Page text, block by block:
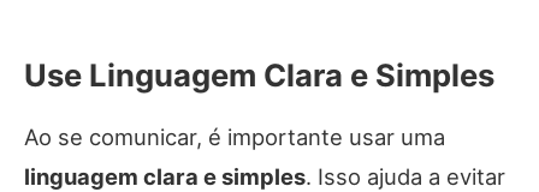
Use Linguagem Clara e Simples
Ao se comunicar, é importante usar uma
linguagem clara e simples. Isso ajuda a evitar